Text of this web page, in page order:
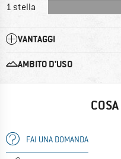
1 stella
VANTAGGI
AMBITO D’USO
FAI UNA DOMANDA